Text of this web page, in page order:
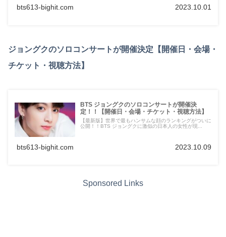
bts613-bighit.com 2023.10.01
ジョングクのソロコンサートが開催決定【開催日・会場・
チケット・視聴方法】
BTS ジョングクのソロコンサートが開催決
定！！【開催日・会場・チケット・視聴方法】
【最新版】世界で最もハンサムな顔のランキングがついに
公開！！BTS ジョングクに激似の日本人の女性が現...
bts613-bighit.com 2023.10.09
Sponsored Links